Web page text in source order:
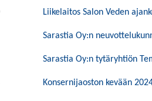
Liikelaitos Salon Veden
Sarastia Oy:n
Sarastia Oy:n tytäryhtiön
Konsernijaoston kevään